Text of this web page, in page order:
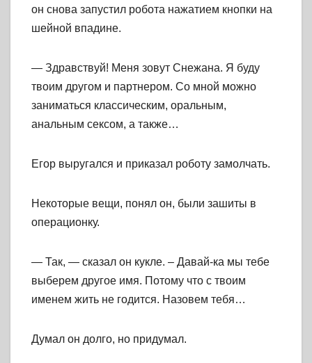
он снова запустил робота нажатием кнопки на
шейной впадине.
— Здравствуй! Меня зовут Снежана. Я буду
твоим другом и партнером. Со мной можно
заниматься классическим, оральным,
анальным сексом, а также…
Егор выругался и приказал роботу замолчать.
Некоторые вещи, понял он, были зашиты в
операционку.
— Так, — сказал он кукле. – Давай-ка мы тебе
выберем другое имя. Потому что с твоим
именем жить не годится. Назовем тебя…
Думал он долго, но придумал.